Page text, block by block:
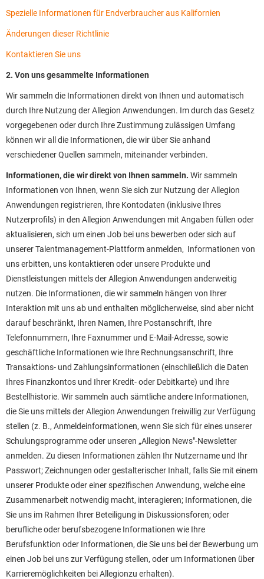
Spezielle Informationen für Endverbraucher aus Kalifornien
Änderungen dieser Richtlinie
Kontaktieren Sie uns
2. Von uns gesammelte Informationen
Wir sammeln die Informationen direkt von Ihnen und automatisch
durch Ihre Nutzung der Allegion Anwendungen. Im durch das Gesetz
vorgegebenen oder durch Ihre Zustimmung zulässigen Umfang
können wir all die Informationen, die wir über Sie anhand
verschiedener Quellen sammeln, miteinander verbinden.
Informationen, die wir direkt von Ihnen sammeln. Wir sammeln
Informationen von Ihnen, wenn Sie sich zur Nutzung der Allegion
Anwendungen registrieren, Ihre Kontodaten (inklusive Ihres
Nutzerprofils) in den Allegion Anwendungen mit Angaben füllen oder
aktualisieren, sich um einen Job bei uns bewerben oder sich auf
unserer Talentmanagement-Plattform anmelden, Informationen von
uns erbitten, uns kontaktieren oder unsere Produkte und
Dienstleistungen mittels der Allegion Anwendungen anderweitig
nutzen. Die Informationen, die wir sammeln hängen von Ihrer
Interaktion mit uns ab und enthalten möglicherweise, sind aber nicht
darauf beschränkt, Ihren Namen, Ihre Postanschrift, Ihre
Telefonnummern, Ihre Faxnummer und E-Mail-Adresse, sowie
geschäftliche Informationen wie Ihre Rechnungsanschrift, Ihre
Transaktions- und Zahlungsinformationen (einschließlich die Daten
Ihres Finanzkontos und Ihrer Kredit- oder Debitkarte) und Ihre
Bestellhistorie. Wir sammeln auch sämtliche andere Informationen,
die Sie uns mittels der Allegion Anwendungen freiwillig zur Verfügung
stellen (z. B., Anmeldeinformationen, wenn Sie sich für eines unserer
Schulungsprogramme oder unseren „Allegion News"-Newsletter
anmelden. Zu diesen Informationen zählen Ihr Nutzername und Ihr
Passwort; Zeichnungen oder gestalterischer Inhalt, falls Sie mit einem
unserer Produkte oder einer spezifischen Anwendung, welche eine
Zusammenarbeit notwendig macht, interagieren; Informationen, die
Sie uns im Rahmen Ihrer Beteiligung in Diskussionsforen; oder
berufliche oder berufsbezogene Informationen wie Ihre
Berufsfunktion oder Informationen, die Sie uns bei der Bewerbung um
einen Job bei uns zur Verfügung stellen, oder um Informationen über
Karrieremöglichkeiten bei Allegionzu erhalten).